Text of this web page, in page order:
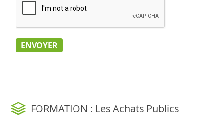
FORMATION : Les Achats Publics